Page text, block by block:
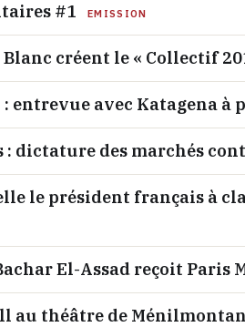
#1 EMISSION
créent le « Collectif
entrevue avec Katagena
: dictature des marchés
le président français à
El-Assad reçoit Paris
au théâtre de